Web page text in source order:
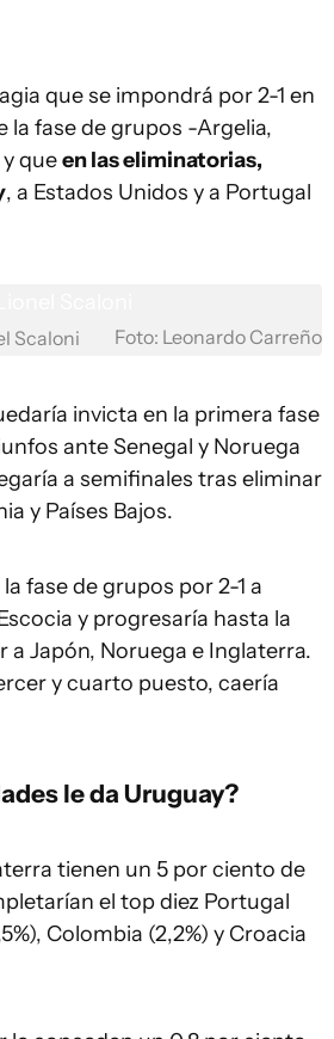
que se impondrá por 2-1 en
la fase de grupos -Argelia,
queen las eliminatorias,
, a Estados Unidos y a Portugal
Scaloni Foto: Leonardo Carreño
invicta en la primera fase
ante Senegal y Noruega
a semifinales tras eliminar
y Países Bajos.
fase de grupos por 2-1 a
y progresaría hasta la
a Japón, Noruega e Inglaterra.
y cuarto puesto, caería
le da Uruguay?
tienen un 5 por ciento de
el top diez Portugal
Colombia (2,2%) y Croacia